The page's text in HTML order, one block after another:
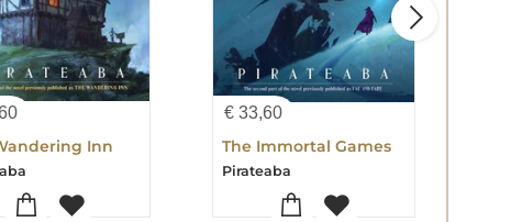
Inn
€ 33,60
The Immortal Games
Pirateaba